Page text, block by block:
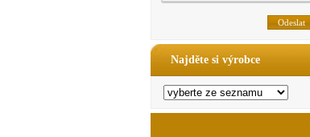
Najděte si výrobce